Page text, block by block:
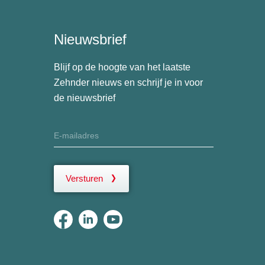
Nieuwsbrief
Blijf op de hoogte van het laatste
Zehnder nieuws en schrijf je in voor
de nieuwsbrief
Versturen